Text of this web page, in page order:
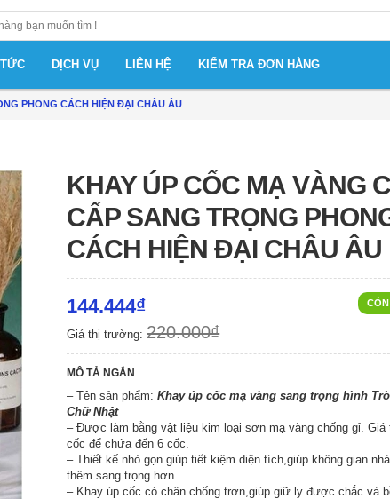
DỊCH VỤ LIÊN HỆ KIỂM TRA ĐƠN HÀNG
PHONG CÁCH HIỆN ĐẠI CHÂU ÂU
KHAY ÚP CỐC MẠ VÀNG
CẤP SANG TRỌNG
CÁCH HIỆN ĐẠI CHÂU ÂU
144.444₫
Giá thị trường:220.000₫
MÔ TẢ NGẮN
– Tên sản phẩm:Khay úp cốc mạ vàng sang trọng hình
Chữ Nhật
– Được làm bằng vật liệu kim loại sơn mạ vàng chống gỉ. Giá
cốc để chứa đến 6 cốc.
– Thiết kế nhỏ gọn giúp tiết kiệm diện tích,giúp không gian
thêm sang trọng hơn
– Khay úp cốc có chân chống trơn,giúp giữ ly được chắc và